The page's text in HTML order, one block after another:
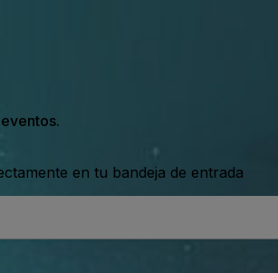
en tu bandeja de entrada